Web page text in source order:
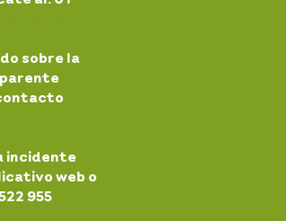
sobre la
incidente
web o
955